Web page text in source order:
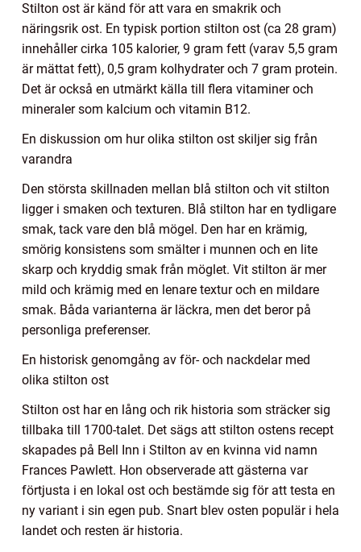
Stilton ost är känd för att vara en smakrik och
näringsrik ost. En typisk portion stilton ost (ca 28 gram)
innehåller cirka 105 kalorier, 9 gram fett (varav 5,5 gram
är mättat fett), 0,5 gram kolhydrater och 7 gram protein.
Det är också en utmärkt källa till flera vitaminer och
mineraler som kalcium och vitamin B12.
En diskussion om hur olika stilton ost skiljer sig från
varandra
Den största skillnaden mellan blå stilton och vit stilton
ligger i smaken och texturen. Blå stilton har en tydligare
smak, tack vare den blå mögel. Den har en krämig,
smörig konsistens som smälter i munnen och en lite
skarp och kryddig smak från möglet. Vit stilton är mer
mild och krämig med en lenare textur och en mildare
smak. Båda varianterna är läckra, men det beror på
personliga preferenser.
En historisk genomgång av för- och nackdelar med
olika stilton ost
Stilton ost har en lång och rik historia som sträcker sig
tillbaka till 1700-talet. Det sägs att stilton ostens recept
skapades på Bell Inn i Stilton av en kvinna vid namn
Frances Pawlett. Hon observerade att gästerna var
förtjusta i en lokal ost och bestämde sig för att testa en
ny variant i sin egen pub. Snart blev osten populär i hela
landet och resten är historia.